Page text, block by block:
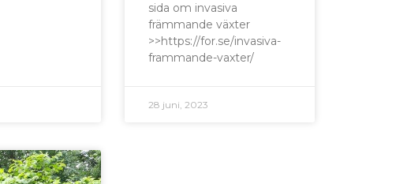
sida om invasiva
främmande växter
>>https://for.se/invasiva-
frammande-vaxter/
28 juni, 2023